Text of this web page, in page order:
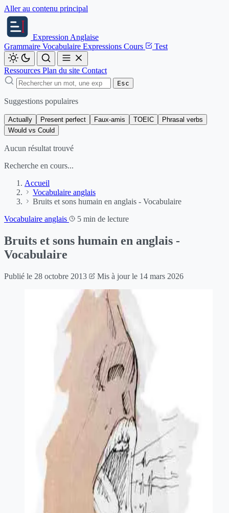
Aller au contenu principal
Expression Anglaise
Grammaire Vocabulaire Expressions Cours Test
Ressources Plan du site Contact
Esc
Suggestions populaires
Actually Present perfect Faux-amis TOEIC
Phrasal verbs
Would vs Could
Aucun résultat trouvé
Recherche en cours...
Accueil
Vocabulaire anglais
Bruits et sons humain en anglais - Vocabulaire
Vocabulaire anglais
5 min de lecture
Bruits et sons humain en anglais -
Vocabulaire
Publié le 28 octobre 2013 Mis à jour le 14 mars 2026